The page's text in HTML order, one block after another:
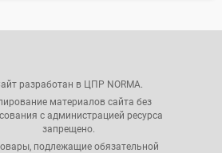
разработан в ЦПР NORMA.
материалов сайта без
с администрацией ресурса
запрещено.
подлежащие обязательной